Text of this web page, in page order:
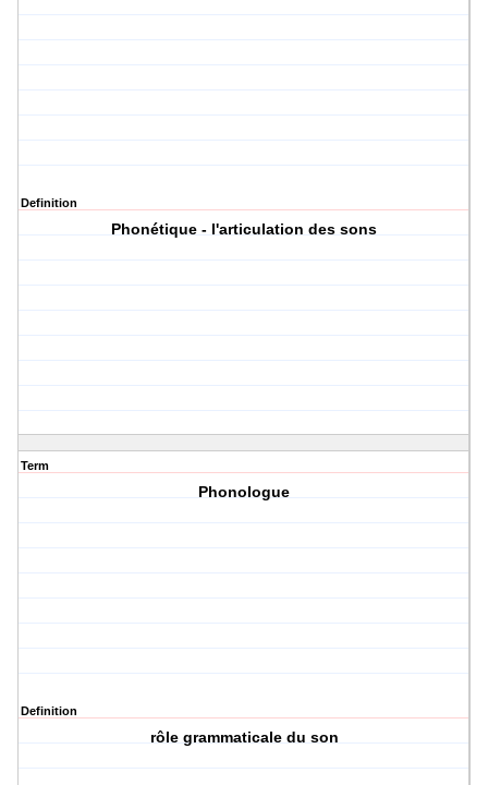
Definition
Phonétique -­­­­ l'articulation des sons
Term
Phonologue
Definition
rôle grammaticale du son